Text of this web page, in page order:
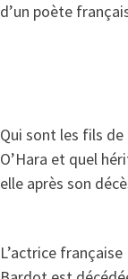
d’un poète
Qui sont les fils de
O’Hara et quel
elle après son
L’actrice